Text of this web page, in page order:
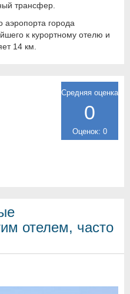
трансфер.
аэропорта города
к курортному отелю и
14 км.
Средняя оценка
0
Оценок: 0
отелем, часто